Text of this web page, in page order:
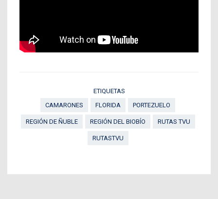
ETIQUETAS
CAMARONES
FLORIDA PORTEZUELO
REGIÓN DE ÑUBLE REGIÓN DEL BIOBÍO RUTAS TVU
RUTASTVU